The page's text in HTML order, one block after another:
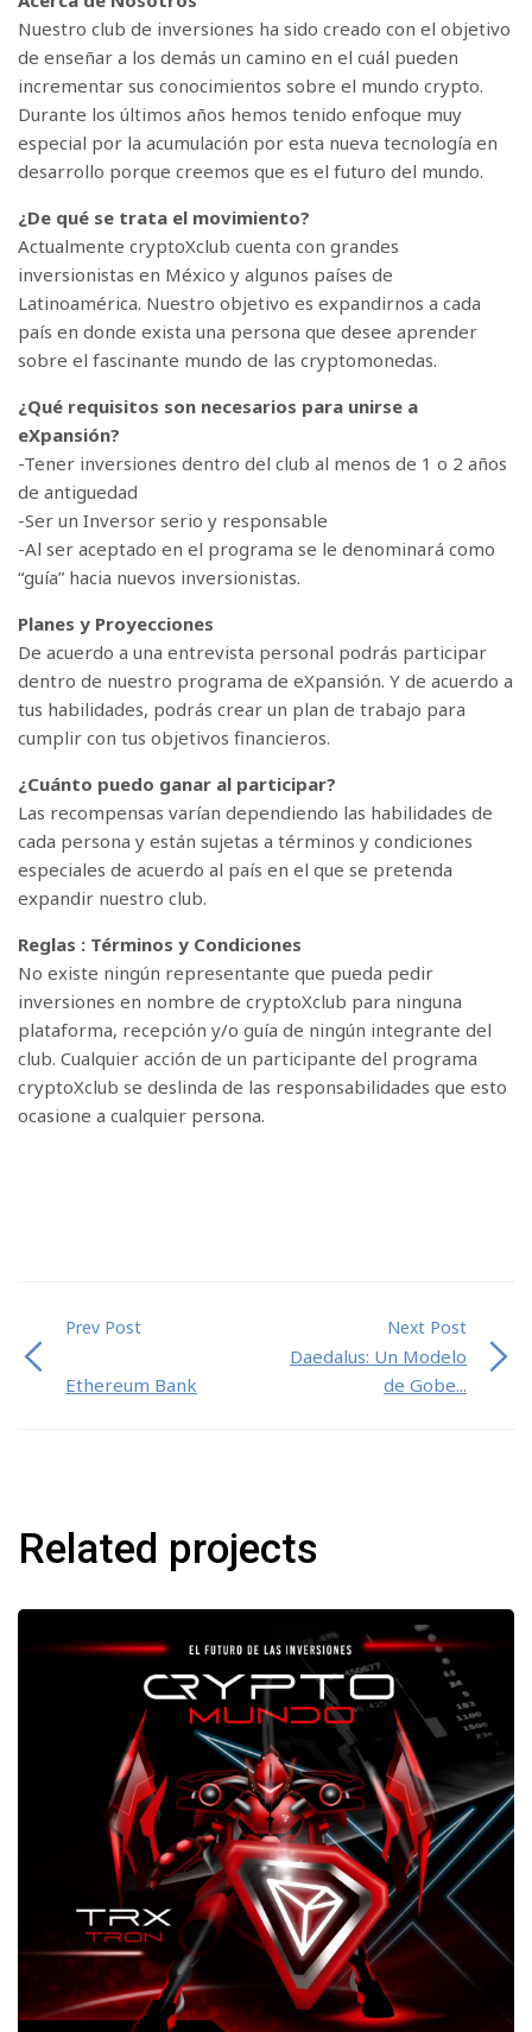
Nuestro club de inversiones ha sido creado con el objetivo
de enseñar a los demás un camino en el cuál pueden
incrementar sus conocimientos sobre el mundo crypto.
Durante los últimos años hemos tenido enfoque muy
especial por la acumulación por esta nueva tecnología en
desarrollo porque creemos que es el futuro del mundo.
¿De qué se trata el movimiento?
Actualmente cryptoXclub cuenta con grandes
inversionistas en México y algunos países de
Latinoamérica. Nuestro objetivo es expandirnos a cada
país en donde exista una persona que desee aprender
sobre el fascinante mundo de las cryptomonedas.
¿Qué requisitos son necesarios para unirse a
eXpansión?
-Tener inversiones dentro del club al menos de 1 o 2 años
de antiguedad
-Ser un Inversor serio y responsable
-Al ser aceptado en el programa se le denominará como
“guía” hacia nuevos inversionistas.
Planes y Proyecciones
De acuerdo a una entrevista personal podrás participar
dentro de nuestro programa de eXpansión. Y de acuerdo a
tus habilidades, podrás crear un plan de trabajo para
cumplir con tus objetivos financieros.
¿Cuánto puedo ganar al participar?
Las recompensas varían dependiendo las habilidades de
cada persona y están sujetas a términos y condiciones
especiales de acuerdo al país en el que se pretenda
expandir nuestro club.
Reglas : Términos y Condiciones
No existe ningún representante que pueda pedir
inversiones en nombre de cryptoXclub para ninguna
plataforma, recepción y/o guía de ningún integrante del
club. Cualquier acción de un participante del programa
cryptoXclub se deslinda de las responsabilidades que esto
ocasione a cualquier persona.
Prev Post
Ethereum Bank
Next Post
Daedalus: Un Modelo
de Gobe...
Related projects